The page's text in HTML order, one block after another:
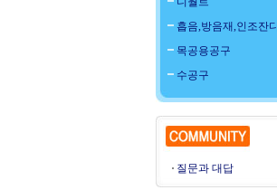
흡음,방음재,인조잔디
목공용공구
수공구
질문과 대답